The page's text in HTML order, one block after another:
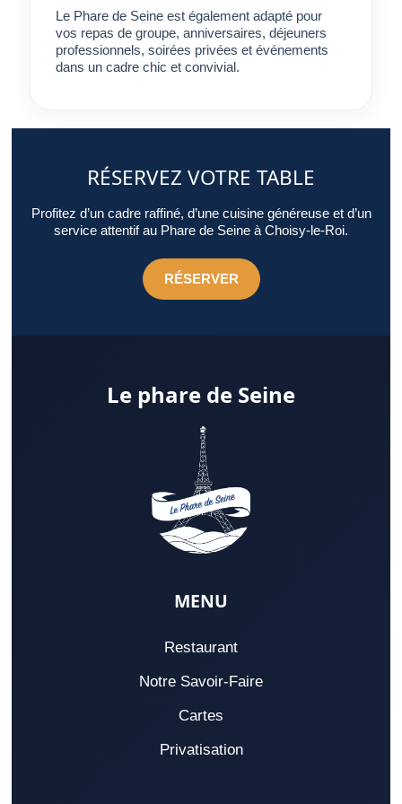
Le Phare de Seine est également adapté pour
vos repas de groupe, anniversaires, déjeuners
professionnels, soirées privées et événements
dans un cadre chic et convivial.
RÉSERVEZ VOTRE TABLE
Profitez d’un cadre raffiné, d’une cuisine généreuse et d’un
service attentif au Phare de Seine à Choisy-le-Roi.
RÉSERVER
Le phare de Seine
MENU
Restaurant
Notre Savoir-Faire
Cartes
Privatisation